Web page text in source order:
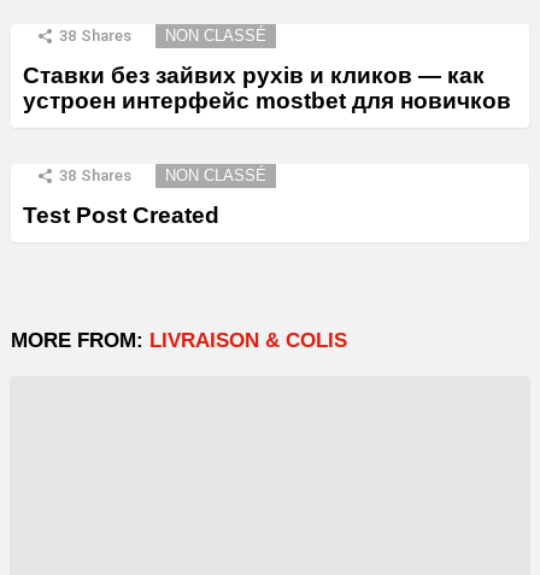
38 Shares NON CLASSÉ
Ставки без зайвих рухів и кликов — как
устроен интерфейс mostbet для новичков
38 Shares NON CLASSÉ
Test Post Created
MORE FROM: LIVRAISON & COLIS